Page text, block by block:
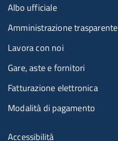
Albo ufficiale
Amministrazione trasparente
Lavora con noi
Gare, aste e fornitori
Fatturazione elettronica
Modalità di pagamento
Accessibilità